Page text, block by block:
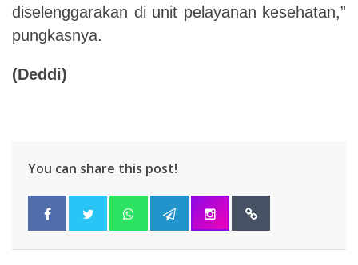
diselenggarakan di unit pelayanan kesehatan,”
pungkasnya.
(Deddi)
You can share this post!